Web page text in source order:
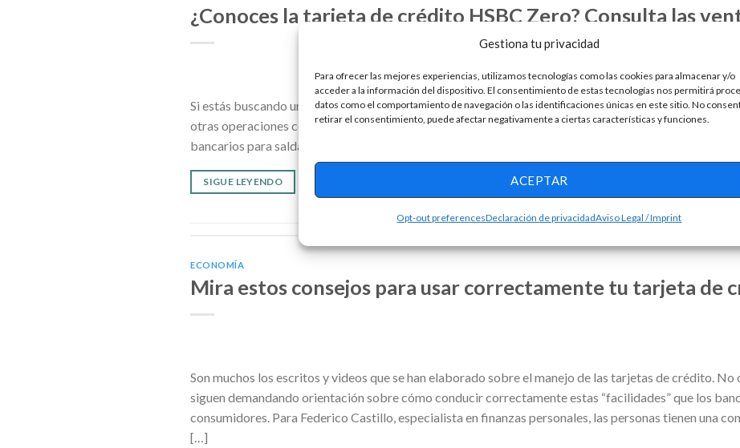
Gestiona tu privacidad
Para ofrecer las mejores experiencias, utilizamos tecnologías como las cookies para almacenar y/o
acceder a la información del dispositivo. El consentimiento de estas tecnologías nos permitirá
datos como el comportamiento de navegación o las identificaciones únicas en este sitio. No
retirar el consentimiento, puede afectar negativamente a ciertas características y funciones.
ACEPTAR
Opt-out preferencesDeclaración de privacidadAviso Legal / Imprint
¿Conoces la tarjeta de crédito HSBC Zero? Consulta las
Si estás buscando una tarjeta de crédito con la cual financiar tus gastos cotidianos y para poder
otras operaciones como transferencias electrónicas con otras personas o bien transferencias de
bancarios para saldar tus deudas, la mejor parte es que revises bien entre tus escojas. Solo
SIGUE LEYENDO
ECONOMÍA
Mira estos consejos para usar correctamente tu tarjeta de
Son muchos los escritos y videos que se han elaborado sobre el manejo de las tarjetas de crédito.
siguen demandando orientación sobre cómo conducir correctamente estas “facilidades” que los
consumidores. Para Federico Castillo, especialista en finanzas personales, las personas tienen una
[…]